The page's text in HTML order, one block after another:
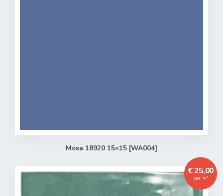
Mosa 18920 15×15 [WA004]
€ 25,00
per m²